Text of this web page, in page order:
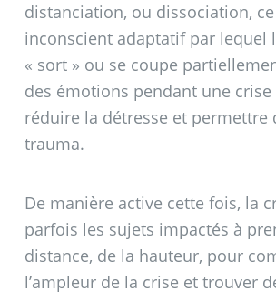
distanciation, ou dissociation,
inconscient adaptatif par lequel
« sort » ou se coupe
des émotions pendant une
réduire la détresse et permettre
trauma.
De manière active cette fois, la
parfois les sujets impactés à
distance, de la hauteur, pour
l’ampleur de la crise et trouver